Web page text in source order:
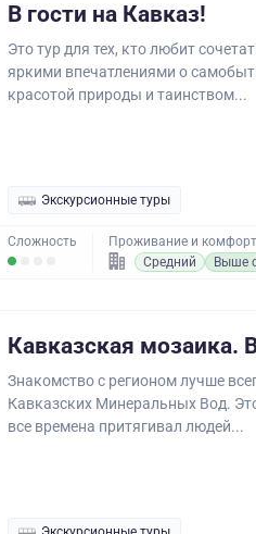
В гости на Кавказ!
Это тур для тех, кто любит
яркими впечатлениями о
красотой природы и таинством...
Экскурсионные туры
Сложность
Проживание и комфорт
Средний
Выше
Кавказская мозаика.
Знакомство с регионом лучше
Кавказских Минеральных Вод.
все времена притягивал людей...